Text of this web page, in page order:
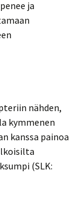
ja
nähden,
kymmenen
kanssa painoa
(SLK: